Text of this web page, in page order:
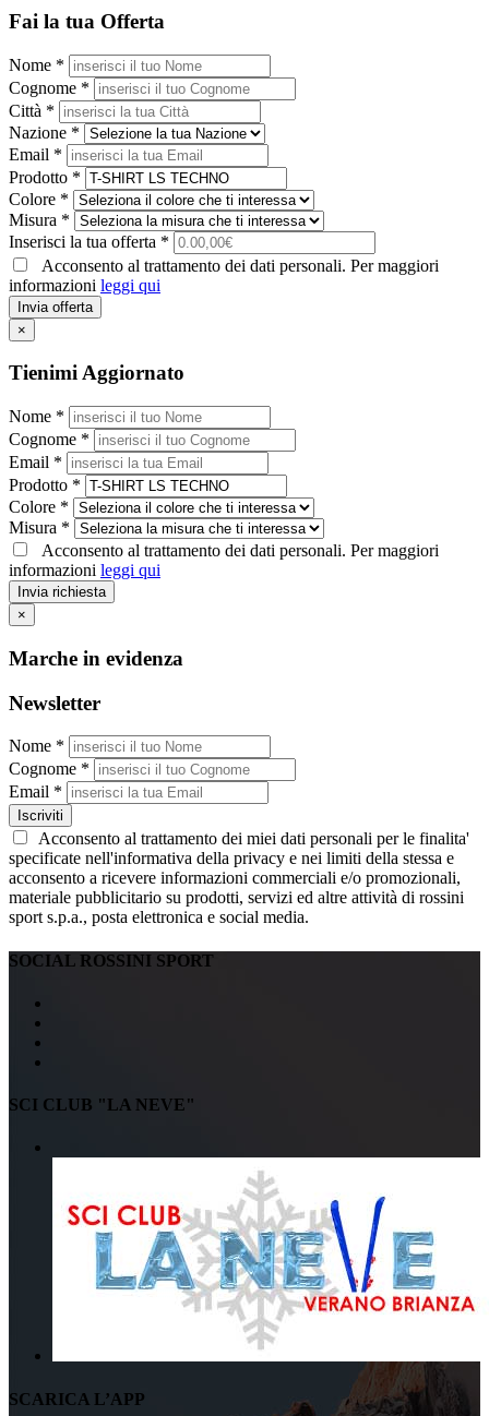
Fai la tua Offerta
Nome *
Cognome *
Città *
Nazione *
Email *
Prodotto *
Colore *
Misura *
Inserisci la tua offerta *
Acconsento al trattamento dei dati personali. Per maggiori
informazioni leggi qui
Invia offerta
×
Tienimi Aggiornato
Nome *
Cognome *
Email *
Prodotto *
Colore *
Misura *
Acconsento al trattamento dei dati personali. Per maggiori
informazioni leggi qui
Invia richiesta
×
Marche in evidenza
Newsletter
Nome *
Cognome *
Email *
Iscriviti
Acconsento al trattamento dei miei dati personali per le finalita'
specificate nell'informativa della privacy e nei limiti della stessa e
acconsento a ricevere informazioni commerciali e/o promozionali,
materiale pubblicitario su prodotti, servizi ed altre attività di rossini
sport s.p.a., posta elettronica e social media.
SOCIAL ROSSINI SPORT
SCI CLUB "LA NEVE"
SCARICA L’APP